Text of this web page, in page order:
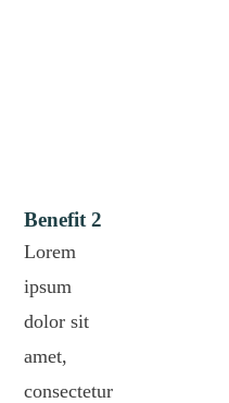
Benefit 2
Lorem
ipsum
dolor sit
amet,
consectetur